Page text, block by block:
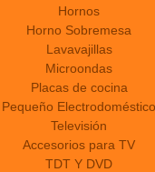
Hornos
Horno Sobremesa
Lavavajillas
Microondas
Placas de cocina
Pequeño Electrodoméstico
Televisión
Accesorios para TV
TDT Y DVD